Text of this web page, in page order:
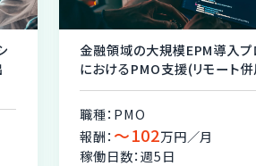
金融領域の大規模EPM導入プ
におけるPMO支援(リモート
職種：PMO
報酬： 〜102万円／月
稼働日数：週5日